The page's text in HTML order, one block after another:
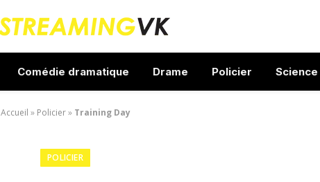
Comédie dramatique Drame Policier
Accueil » Policier» Training Day
POLICIER